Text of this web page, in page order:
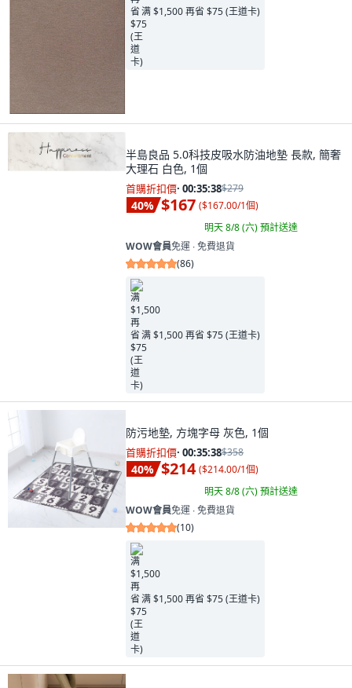
满 $1,500 再省 $75 (王道卡)
半島良品 5.0科技皮吸水防油地墊 長款, 簡奢
大理石 白色, 1個
首購折扣價· 00:35:37$279
40% $167 ($167.00/1個)
明天 8/8 (六)預計送達
WOW會員免運 ∙ 免費退貨
(86)
满 $1,500 再省 $75 (王道卡)
防污地墊, 方塊字母 灰色, 1個
首購折扣價· 00:35:37$358
40% $214 ($214.00/1個)
明天 8/8 (六)預計送達
WOW會員免運 ∙ 免費退貨
(10)
满 $1,500 再省 $75 (王道卡)